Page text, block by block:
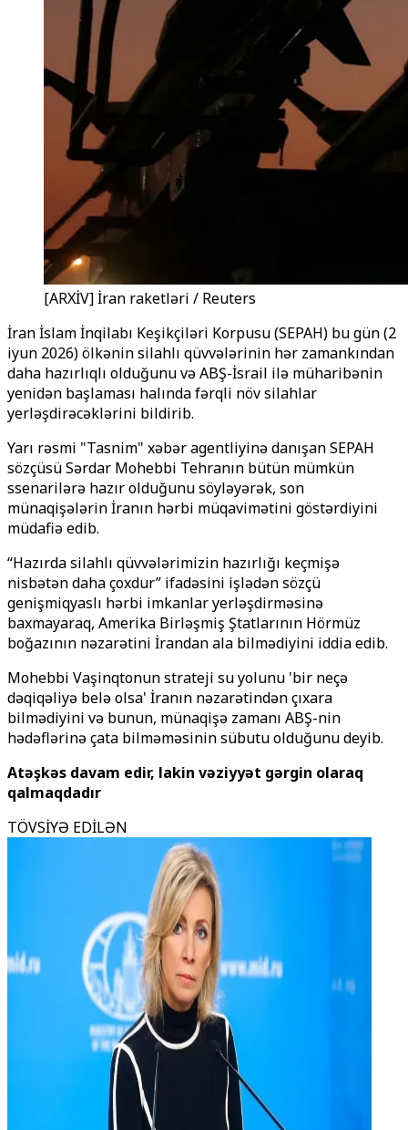
[ARXİV] İran raketləri / Reuters
İran İslam İnqilabı Keşikçiləri Korpusu (SEPAH) bu gün (2
iyun 2026) ölkənin silahlı qüvvələrinin hər zamankından
daha hazırlıqlı olduğunu və ABŞ-İsrail ilə müharibənin
yenidən başlaması halında fərqli növ silahlar
yerləşdirəcəklərini bildirib.
Yarı rəsmi "Tasnim" xəbər agentliyinə danışan SEPAH
sözçüsü Sərdar Mohebbi Tehranın bütün mümkün
ssenarilərə hazır olduğunu söyləyərək, son
münaqişələrin İranın hərbi müqavimətini göstərdiyini
müdafiə edib.
“Hazırda silahlı qüvvələrimizin hazırlığı keçmişə
nisbətən daha çoxdur” ifadəsini işlədən sözçü
genişmiqyaslı hərbi imkanlar yerləşdirməsinə
baxmayaraq, Amerika Birləşmiş Ştatlarının Hörmüz
boğazının nəzarətini İrandan ala bilmədiyini iddia edib.
Mohebbi Vaşinqtonun strateji su yolunu 'bir neçə
dəqiqəliyə belə olsa' İranın nəzarətindən çıxara
bilmədiyini və bunun, münaqişə zamanı ABŞ-nin
hədəflərinə çata bilməməsinin sübutu olduğunu deyib.
Atəşkəs davam edir, lakin vəziyyət gərgin olaraq
qalmaqdadır
TÖVSİYƏ EDİLƏN